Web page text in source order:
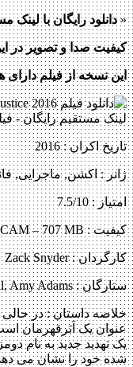
«دانلود رایگان با لینک
کیفیت صدا و تصویر در
این نسخه از فیلم دارای
تاریخ اکران : 2016
ژانر : اکشن, ماجرایی,
امتیاز : 7.5/10
کیفیت : CAM – 707 MB –
کارگردان : Zack Snyder
ستارگان : Ben Affleck, Henry Cavill, Amy Adams
خلاصه داستان : در حالی
عنوان یک اَبَرقهرمان است
یک تهدید جدید به نام
شده خود را نشان می